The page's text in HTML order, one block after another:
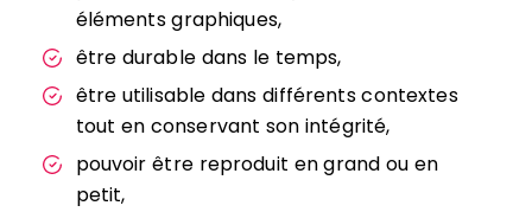
éléments graphiques,
être durable dans le temps,
être utilisable dans différents contextes
tout en conservant son intégrité,
pouvoir être reproduit en grand ou en
petit,